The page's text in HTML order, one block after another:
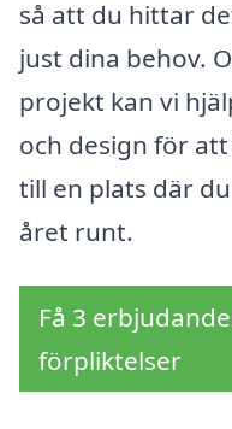
så att du hittar
just dina behov.
projekt kan vi
och design för
till en plats där
året runt.
Få 3
förpliktelser